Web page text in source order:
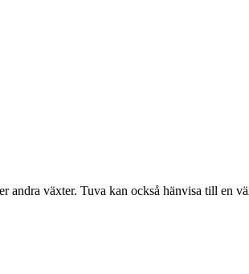
växter. Tuva kan också hänvisa till en